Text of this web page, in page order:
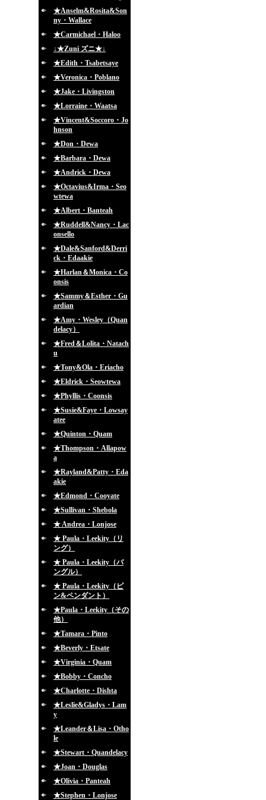
★Anselm&Rosita&Son
ny・Wallace
★Carmichael・Haloo
↓★Zuni ズニ★↓
★Edith・Tsabetsaye
★Veronica・Poblano
★Jake・Livingston
★Lorraine・Waatsa
★Vincent&Soccoro・Jo
hnson
★Don・Dewa
★Barbara・Dewa
★Andrick・Dewa
★Octavius&Irma・Seo
wtewa
★Albert・Banteah
★Ruddell&Nancy・Lac
onsello
★Dale&Sanford&Derri
ck・Edaakie
★Harlan＆Monica・Co
onsis
★Sammy＆Esther・Gu
ardian
★Amy・Wesley（Quan
delacy）
★Fred＆Lolita・Natach
u
★Tony&Ola・Eriacho
★Eldrick・Seowtewa
★Phyllis・Coonsis
★Susie&Faye・Lowsay
atee
★Quinton・Quam
★Thompson・Allapow
a
★Rayland&Patty・Eda
akie
★Edmond・Cooyate
★Sullivan・Shebola
★ Andrea・Lonjose
★ Paula・Leekity（リ
ング）
★ Paula・Leekity（バ
ングル）
★ Paula・Leekity（ピ
ン&ペンダント）
★Paula・Leekity（その
他）
★Tamara・Pinto
★Beverly・Etsate
★Virginia・Quam
★Bobby・Concho
★Charlotte・Dishta
★Leslie&Gladys・Lam
y
★Leander＆Lisa・Otho
le
★Stewart・Quandelacy
★Joan・Douglas
★Olivia・Panteah
★Stephen・Lonjose